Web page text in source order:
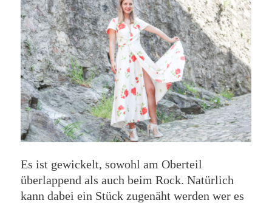
Es ist gewickelt, sowohl am Oberteil
überlappend als auch beim Rock. Natürlich
kann dabei ein Stück zugenäht werden wer es